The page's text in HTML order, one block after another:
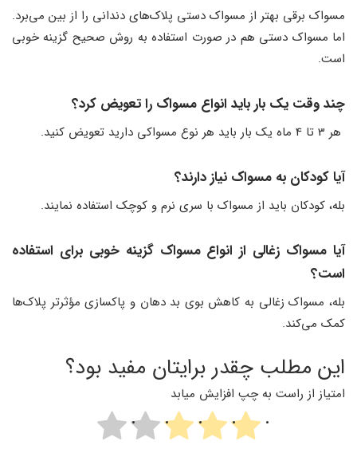
مسواک برقی بهتر از مسواک دستی پلاک‌های دندانی را از بین می‌برد.
اما مسواک دستی هم در صورت استفاده به روش صحیح گزینه خوبی
است.
چند وقت یک بار باید انواع مسواک را تعویض کرد؟
هر 3 تا 4 ماه یک بار باید هر نوع مسواکی دارید تعویض کنید.
آیا کودکان به مسواک نیاز دارند؟
بله، کودکان باید از مسواک با سری نرم و کوچک استفاده نمایند.
آیا مسواک زغالی از انواع مسواک گزینه خوبی برای استفاده
است؟
بله، مسواک زغالی به کاهش بوی بد دهان و پاکسازی مؤثرتر پلاک‌ها
کمک می‌کند.
این مطلب چقدر برایتان مفید بود؟
امتیاز از راست به چپ افزایش میابد